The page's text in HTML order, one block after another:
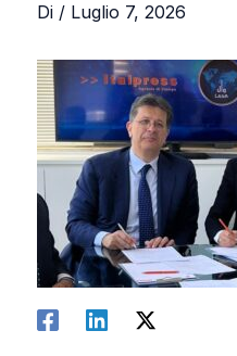
Di / Luglio 7, 2026